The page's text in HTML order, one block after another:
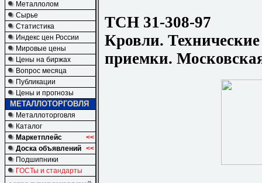
Металлолом
Сырье
Статистика
Индекс цен России
Мировые цены
Цены на биржах
Вопрос месяца
Публикации
Цены и прогнозы
МЕТАЛЛОТОРГОВЛЯ
Металлоторговля
Каталог
Маркетплейс
<<
Доска объявлений <<
Подшипники
ГОСТы и стандарты
ТСН 31-308-97
Кровли.
приемки.